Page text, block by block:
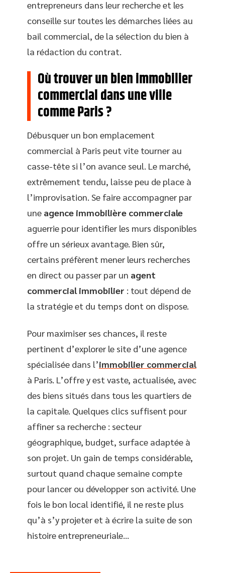
entrepreneurs dans leur recherche et les
conseille sur toutes les démarches liées au
bail commercial, de la sélection du bien à
la rédaction du contrat.
Où trouver un bien immobilier
commercial dans une ville
comme Paris ?
Débusquer un bon emplacement
commercial à Paris peut vite tourner au
casse-tête si l’on avance seul. Le marché,
extrêmement tendu, laisse peu de place à
l’improvisation. Se faire accompagner par
une agence immobilière commerciale
aguerrie pour identifier les murs disponibles
offre un sérieux avantage. Bien sûr,
certains préfèrent mener leurs recherches
en direct ou passer par un agent
commercial immobilier : tout dépend de
la stratégie et du temps dont on dispose.
Pour maximiser ses chances, il reste
pertinent d’explorer le site d’une agence
spécialisée dans l’immobilier commercial
à Paris. L’offre y est vaste, actualisée, avec
des biens situés dans tous les quartiers de
la capitale. Quelques clics suffisent pour
affiner sa recherche : secteur
géographique, budget, surface adaptée à
son projet. Un gain de temps considérable,
surtout quand chaque semaine compte
pour lancer ou développer son activité. Une
fois le bon local identifié, il ne reste plus
qu’à s’y projeter et à écrire la suite de son
histoire entrepreneuriale…